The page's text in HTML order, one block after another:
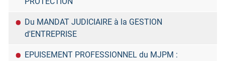
Du MANDAT JUDICIAIRE à la GESTION
d'ENTREPRISE
EPUISEMENT PROFESSIONNEL du MJPM :